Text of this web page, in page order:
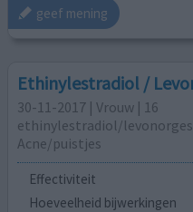
geef mening
Ethinylestradiol /
30-11-2017 | Vrouw | 16
ethinylestradiol/
Acne/puistjes
Effectiviteit
Hoeveelheid bijwerkingen